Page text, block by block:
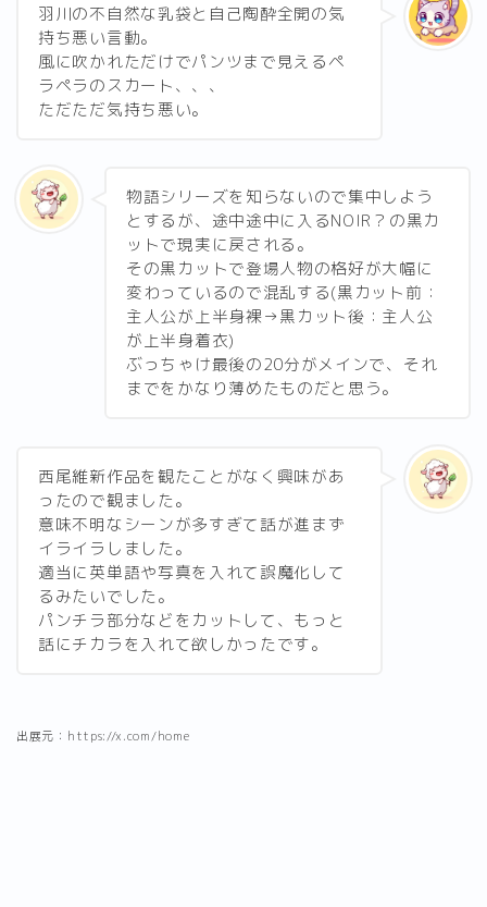
羽川の不自然な乳袋と自己陶酔全開の気
持ち悪い言動。
風に吹かれただけでパンツまで見えるペ
ラペラのスカート、、、
ただただ気持ち悪い。
物語シリーズを知らないので集中しよう
とするが、途中途中に入るNOIR？の黒カ
ットで現実に戻される。
その黒カットで登場人物の格好が大幅に
変わっているので混乱する(黒カット前：
主人公が上半身裸→黒カット後：主人公
が上半身着衣)
ぶっちゃけ最後の20分がメインで、それ
までをかなり薄めたものだと思う。
西尾維新作品を観たことがなく興味があ
ったので観ました。
意味不明なシーンが多すぎて話が進まず
イライラしました。
適当に英単語や写真を入れて誤魔化して
るみたいでした。
パンチラ部分などをカットして、もっと
話にチカラを入れて欲しかったです。
出展元：https://x.com/home